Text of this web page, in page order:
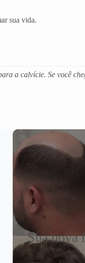
sua vida.
a calvície. Se você
Sua nova